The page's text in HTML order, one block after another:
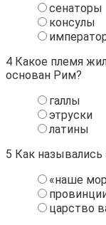
сенаторы
консулы
4 Какое племя
основан Рим?
галлы
этруски
латины
5 Как
«наше
царство